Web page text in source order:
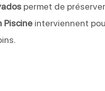
permet de
Piscine interviennent